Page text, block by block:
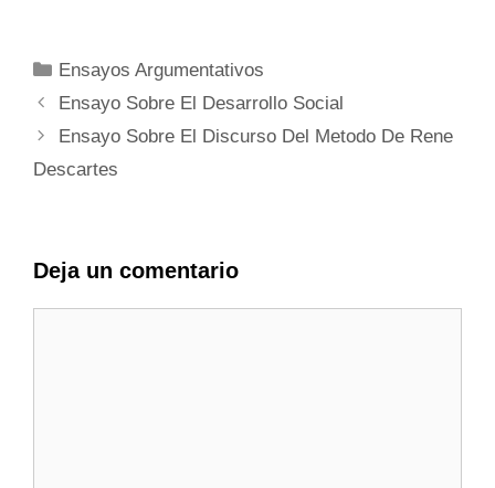
Categorías
Ensayos Argumentativos
Ensayo Sobre El Desarrollo Social
Ensayo Sobre El Discurso Del Metodo De Rene
Descartes
Deja un comentario